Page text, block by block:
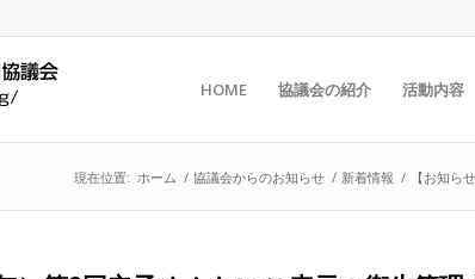
HOME 協議会の紹介 活動内容
現在位置: ホーム / 協議会からのお知らせ / 新着情報 / 【お知ら